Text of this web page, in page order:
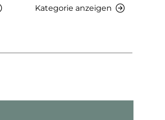
Kategorie anzeigen